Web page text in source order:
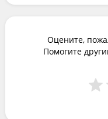
Оцените,
Помогите